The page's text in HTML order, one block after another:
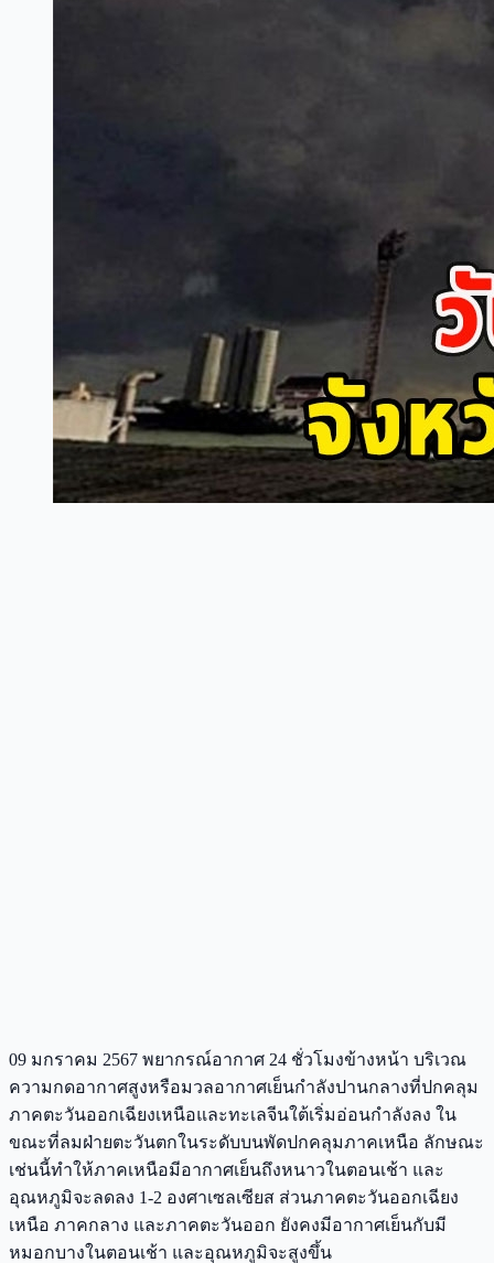
09 มกราคม 2567 พยากรณ์อากาศ 24 ชั่วโมงข้างหน้า บริเวณ
ความกดอากาศสูงหรือมวลอากาศเย็นกำลังปานกลางที่ปกคลุม
ภาคตะวันออกเฉียงเหนือและทะเลจีนใต้เริ่มอ่อนกำลังลง ใน
ขณะที่ลมฝ่ายตะวันตกในระดับบนพัดปกคลุมภาคเหนือ ลักษณะ
เช่นนี้ทำให้ภาคเหนือมีอากาศเย็นถึงหนาวในตอนเช้า และ
อุณหภูมิจะลดลง 1-2 องศาเซลเซียส ส่วนภาคตะวันออกเฉียง
เหนือ ภาคกลาง และภาคตะวันออก ยังคงมีอากาศเย็นกับมี
หมอกบางในตอนเช้า และอุณหภูมิจะสูงขึ้น